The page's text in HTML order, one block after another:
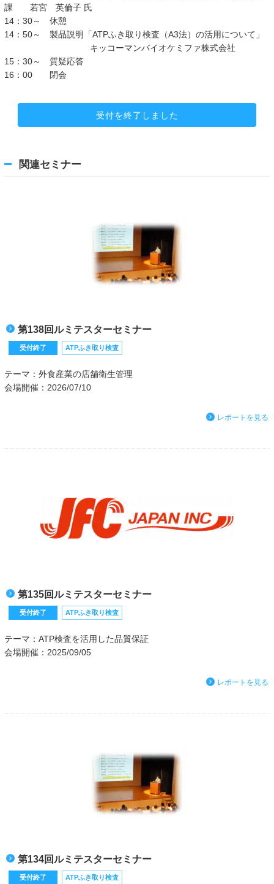
課 若宮 英倫子 氏
14：30～ 休憩
14：50～ 製品説明
「ATPふき取り検査（A3法）の活用について」
キッコーマンバイオケミファ株式会社
15：30～ 質疑応答
16：00 閉会
受付を終了しました
関連セミナー
第138回ルミテスターセミナー
受付終了 ATPふき取り検査
テーマ：外食産業の店舗衛生管理
会場開催：2026/07/10
レポートを見る
第135回ルミテスターセミナー
受付終了 ATPふき取り検査
テーマ：ATP検査を活用した品質保証
会場開催：2025/09/05
レポートを見る
第134回ルミテスターセミナー
受付終了 ATPふき取り検査